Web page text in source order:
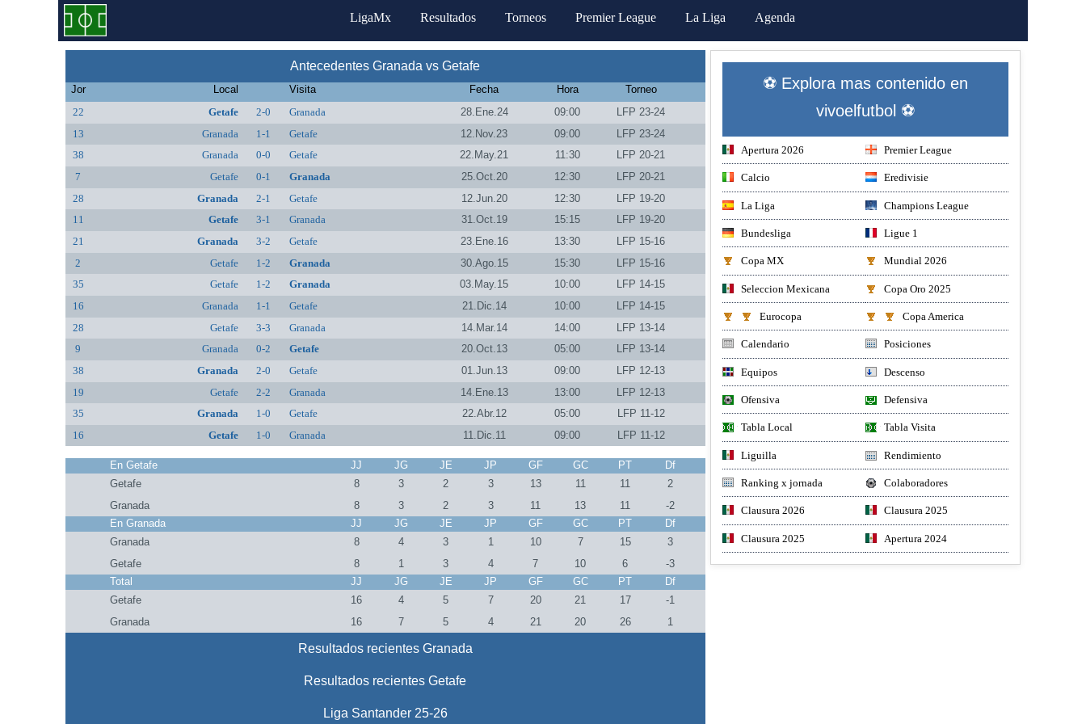
LigaMx Resultados Torneos Premier League La Liga Agenda
Antecedentes Granada vs Getafe
Jor Local Visita Fecha Hora
Torneo
22
Getafe 2-0 Granada 28.Ene.24 09:00
LFP 23-24
13
Granada 1-1 Getafe 12.Nov.23 09:00
LFP 23-24
38
Granada 0-0 Getafe 22.May.21 11:30
LFP 20-21
7
Getafe 0-1 Granada 25.Oct.20 12:30
LFP 20-21
28
Granada 2-1 Getafe 12.Jun.20 12:30
LFP 19-20
11
Getafe 3-1 Granada 31.Oct.19 15:15
LFP 19-20
21
Granada 3-2 Getafe 23.Ene.16 13:30
LFP 15-16
2
Getafe 1-2 Granada 30.Ago.15 15:30
LFP 15-16
35
Getafe 1-2 Granada 03.May.15 10:00
LFP 14-15
16
Granada 1-1 Getafe 21.Dic.14 10:00
LFP 14-15
28
Getafe 3-3 Granada 14.Mar.14 14:00
LFP 13-14
9
Granada 0-2 Getafe 20.Oct.13 05:00
LFP 13-14
38
Granada 2-0 Getafe 01.Jun.13 09:00
LFP 12-13
19
Getafe 2-2 Granada 14.Ene.13 13:00
LFP 12-13
35
Granada 1-0 Getafe 22.Abr.12 05:00
LFP 11-12
16
Getafe 1-0 Granada 11.Dic.11 09:00 LFP 11-12
En Getafe JJ JG JE JP GF GC PT
Df
Getafe
8 3 2 3 13 11 11
2
Granada
8 3 2 3 11 13 11
-2
En Granada
JJ JG JE JP GF GC PT
Df
Granada
8 4 3 1 10 7 15
3
Getafe
8 1 3 4 7 10 6
-3
Total
JJ JG JE JP GF GC PT
Df
Getafe
16 4 5 7 20 21 17
-1
Granada
16 7 5 4 21 20 26 1
Resultados recientes Granada
Resultados recientes Getafe
Liga Santander 25-26
⚽ Explora mas contenido en
vivoelfutbol ⚽
Apertura 2026 Premier League
Calcio Eredivisie
La Liga Champions League
Bundesliga Ligue 1
Copa MX Mundial 2026
Seleccion Mexicana Copa Oro 2025
Eurocopa Copa America
Calendario Posiciones
Equipos Descenso
Ofensiva Defensiva
Tabla Local Tabla Visita
Liguilla Rendimiento
Ranking x jornada Colaboradores
Clausura 2026 Clausura 2025
Clausura 2025 Apertura 2024